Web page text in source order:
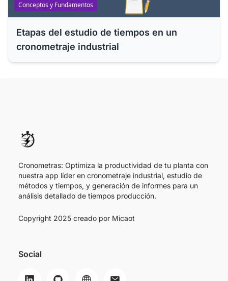
Conceptos y Fundamentos
Etapas del estudio de tiempos en un
cronometraje industrial
Cronometras: Optimiza la productividad de tu planta con
nuestra app líder en cronometraje industrial, estudio de
métodos y tiempos, y generación de informes para un
análisis detallado de tiempos producción.
Copyright 2025 creado por Micaot
Social